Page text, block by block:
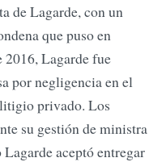
de Lagarde, con un
que puso en
Lagarde fue
por negligencia en el
privado. Los
su gestión de ministra
aceptó entregar